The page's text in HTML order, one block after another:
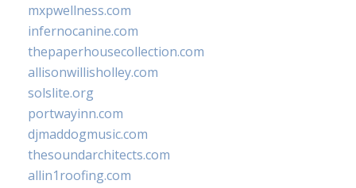
mxpwellness.com
infernocanine.com
thepaperhousecollection.com
allisonwillisholley.com
solslite.org
portwayinn.com
djmaddogmusic.com
thesoundarchitects.com
allin1roofing.com